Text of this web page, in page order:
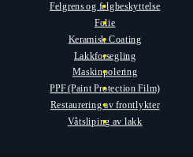
Felgrens og felgbeskyttelse
Folie
Keramisk Coating
Lakkforsegling
Maskinpolering
PPF (Paint Protection Film)
Restaurering av frontlykter
Våtsliping av lakk